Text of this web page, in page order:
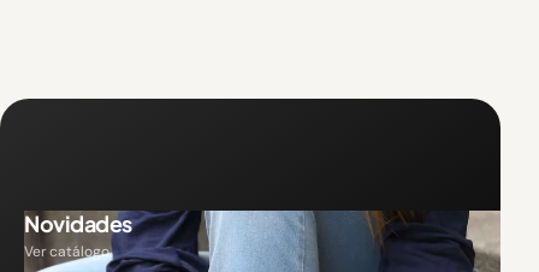
Novidades
Ver catálogo